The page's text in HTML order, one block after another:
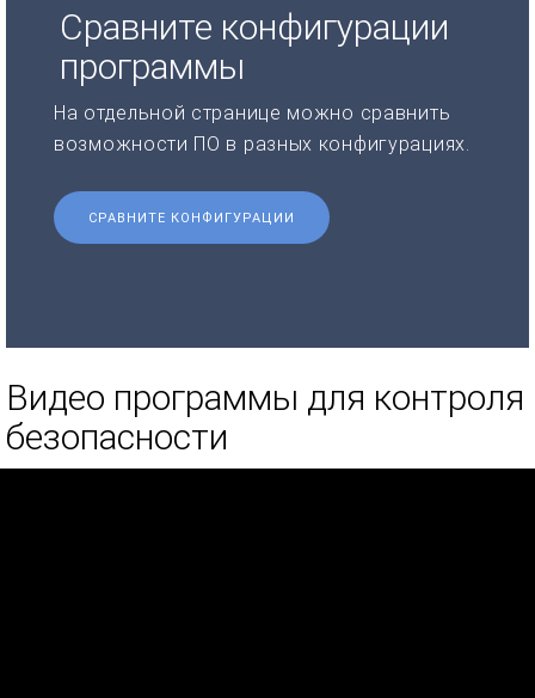
Сравните конфигурации
программы
На отдельной странице можно сравнить
возможности ПО в разных конфигурациях.
СРАВНИТЕ КОНФИГУРАЦИИ
Видео программы для контроля
безопасности